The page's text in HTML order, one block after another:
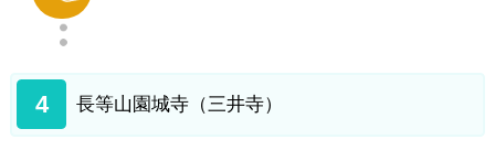
4 長等山園城寺（三井寺）